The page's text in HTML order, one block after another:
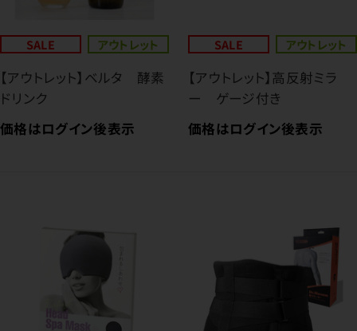
SALE アウトレット
【アウトレット】ベルタ 酵素
ドリンク
価格はログイン後表示
SALE アウトレット
【アウトレット】高反射ミラ
ー ゲージ付き
価格はログイン後表示